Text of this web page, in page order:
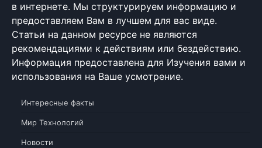
в интернете. Мы структурируем информацию и
предоставляем Вам в лучшем для вас виде.
Статьи на данном ресурсе не являются
рекомендациями к действиям или бездействию.
Информация предоставлена для Изучения вами и
использования на Ваше усмотрение.
Интересные факты
Мир Технологий
Новости